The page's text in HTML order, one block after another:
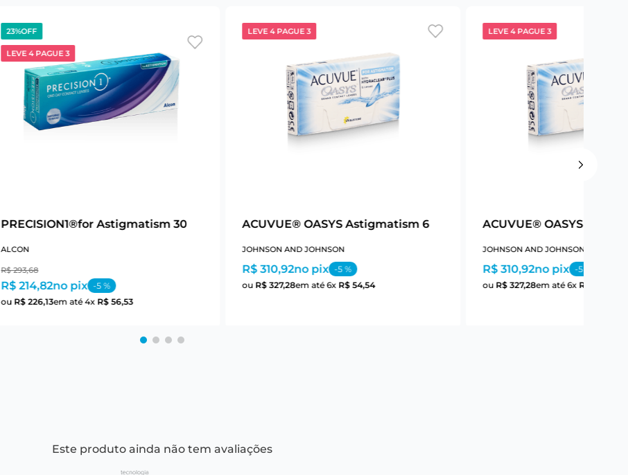
23%OFF
LEVE 4 PAGUE 3
PRECISION1®for Astigmatism 30
ALCON
R$ 293,68
R$ 214,82no pix -5 %
ou R$ 226,13em até4x R$ 56,53
LEVE 4 PAGUE 3
ACUVUE® OASYS Astigmatism 6
JOHNSON AND JOHNSON
R$ 310,92no pix -5%
ou R$ 327,28em até6x R$ 54,54
LEVE 4 PAGUE 3
ACUVUE® OASYS
JOHNSON AND JOHNSON
R$ 310,92no pix -5
ou R$ 327,28em até6x R$
Este produto ainda não tem avaliações